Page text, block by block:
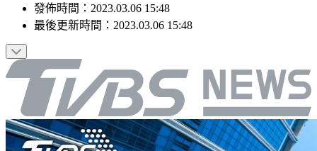
發佈時間： 2023.03.06 15:48
最後更新時間： 2023.03.06 15:48